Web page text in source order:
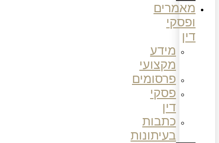
מאמרים
ופסקי
דין
מידע
מקצועי
פרסומים
פסקי
דין
כתבות
בעיתונות